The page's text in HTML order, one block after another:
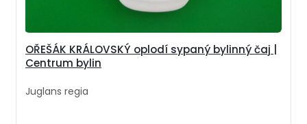
OŘEŠÁK KRÁLOVSKÝ oplodí sypaný bylinný čaj |
Centrum bylin
Juglans regia